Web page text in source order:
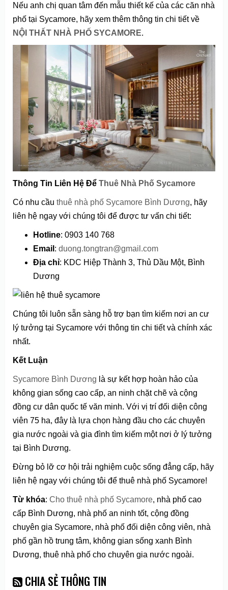
Nếu anh chị quan tâm đến mẫu thiết kế của các căn nhà
phố tại Sycamore, hãy xem thêm thông tin chi tiết về
NỘI THẤT NHÀ PHỐ SYCAMORE.
Thông Tin Liên Hệ Để Thuê Nhà Phố Sycamore
Có nhu cầu thuê nhà phố Sycamore Bình Dương, hãy
liên hệ ngay với chúng tôi để được tư vấn chi tiết:
Hotline: 0903 140 768
Email : duong.tongtran@gmail.com
Địa chỉ: KDC Hiệp Thành 3, Thủ Dầu Một, Bình
Dương
Chúng tôi luôn sẵn sàng hỗ trợ bạn tìm kiếm nơi an cư
lý tưởng tại Sycamore với thông tin chi tiết và chính xác
nhất.
Kết Luận
Sycamore Bình Dương là sự kết hợp hoàn hảo của
không gian sống cao cấp, an ninh chặt chẽ và cộng
đồng cư dân quốc tế văn minh. Với vị trí đối diện công
viên 75 ha, đây là lựa chọn hàng đầu cho các chuyên
gia nước ngoài và gia đình tìm kiếm một nơi ở lý tưởng
tại Bình Dương.
Đừng bỏ lỡ cơ hội trải nghiệm cuộc sống đẳng cấp, hãy
liên hệ ngay với chúng tôi để thuê nhà phố Sycamore!
Từ khóa: Cho thuê nhà phố Sycamore, nhà phố cao
cấp Bình Dương, nhà phố an ninh tốt, cộng đồng
chuyên gia Sycamore, nhà phố đối diện công viên, nhà
phố gần hồ trung tâm, không gian sống xanh Bình
Dương, thuê nhà phố cho chuyên gia nước ngoài.
CHIA SẺ THÔNG TIN